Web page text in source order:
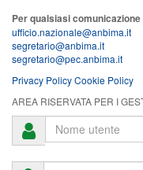
Per qualsiasi
ufficio.nazionale@anbima.it
segretario@anbima.it
segretario@pec.anbima.it
Privacy PolicyCookie Policy
AREA RISERVATA PER I